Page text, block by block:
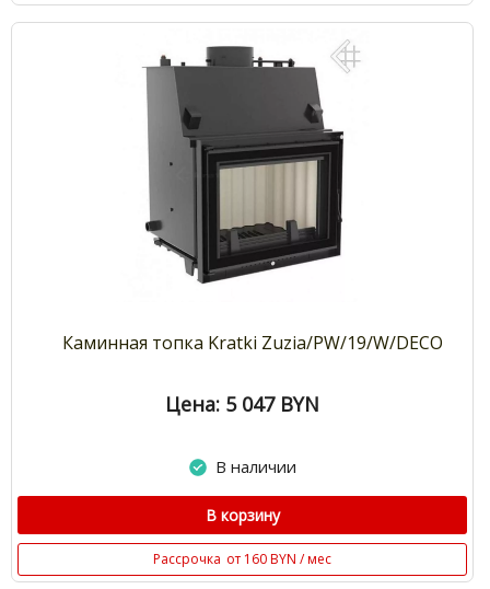
Каминная топка Kratki Zuzia/PW/19/W/DECO
Цена: 5 047 BYN
В наличии
В корзину
Рассрочка от 160 BYN / мес